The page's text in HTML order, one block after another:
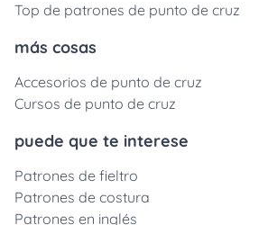
Top de patrones de punto de cruz
más cosas
Accesorios de punto de cruz
Cursos de punto de cruz
puede que te interese
Patrones de fieltro
Patrones de costura
Patrones en inglés